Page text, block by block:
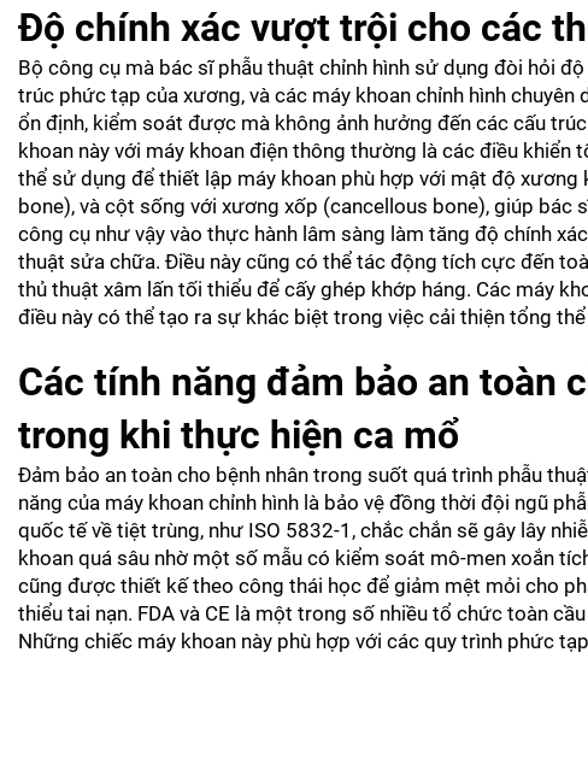
Độ chính xác vượt trội cho các
Bộ công cụ mà bác sĩ phẫu thuật chỉnh hình sử dụng đòi hỏi
trúc phức tạp của xương, và các máy khoan chỉnh hình
ổn định, kiểm soát được mà không ảnh hưởng đến các cấu
khoan này với máy khoan điện thông thường là các điều
thể sử dụng để thiết lập máy khoan phù hợp với mật độ
bone), và cột sống với xương xốp (cancellous bone), giúp
công cụ như vậy vào thực hành lâm sàng làm tăng độ chính
thuật sửa chữa. Điều này cũng có thể tác động tích cực đến
thủ thuật xâm lấn tối thiểu để cấy ghép khớp háng. Các máy
điều này có thể tạo ra sự khác biệt trong việc cải thiện tổng
Các tính năng đảm bảo an toàn
trong khi thực hiện ca mổ
Đảm bảo an toàn cho bệnh nhân trong suốt quá trình phẫu
năng của máy khoan chỉnh hình là bảo vệ đồng thời đội ngũ
quốc tế về tiệt trùng, như ISO 5832-1, chắc chắn sẽ gây lây
khoan quá sâu nhờ một số mẫu có kiểm soát mô-men xoắn
cũng được thiết kế theo công thái học để giảm mệt mỏi cho
thiểu tai nạn. FDA và CE là một trong số nhiều tổ chức toàn
Những chiếc máy khoan này phù hợp với các quy trình phức